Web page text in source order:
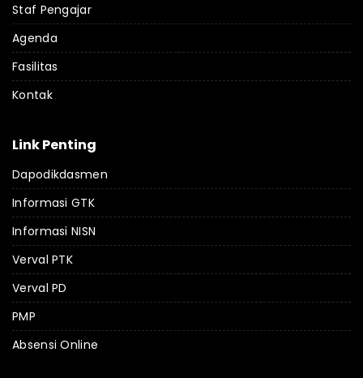
Staf Pengajar
Agenda
Fasilitas
Kontak
Link Penting
Dapodikdasmen
Informasi GTK
Informasi NISN
Verval PTK
Verval PD
PMP
Absensi Online